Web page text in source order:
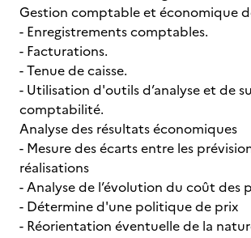
Gestion comptable et économique
- Enregistrements comptables.
- Facturations.
- Tenue de caisse.
- Utilisation d'outils d’analyse et de
comptabilité.
Analyse des résultats économiques
- Mesure des écarts entre les
réalisations
- Analyse de l’évolution du coût des
- Détermine d'une politique de prix
- Réorientation éventuelle de la